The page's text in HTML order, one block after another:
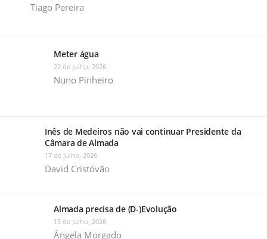
Tiago Pereira
Meter água
22 de Julho, 2026
Nuno Pinheiro
Inês de Medeiros não vai continuar Presidente da
Câmara de Almada
17 de Julho, 2026
David Cristóvão
Almada precisa de (D-)Evolução
15 de Julho, 2026
Ângela Morgado